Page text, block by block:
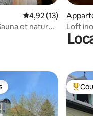
Évaluation
4,92 (13)
et nature ·
Loft